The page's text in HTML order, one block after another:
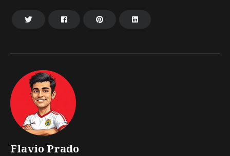
Flavio Prado